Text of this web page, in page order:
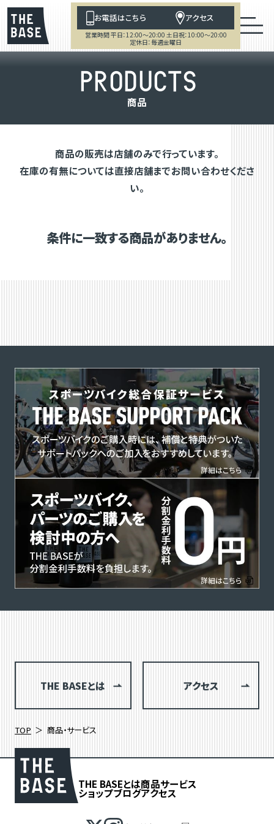
お電話はこちら アクセス
営業時間 平日：12:00～20:00 土日祝：10:00～20:00
定休日：毎週金曜日
PRODUCTS
商品
商品の販売は店舗のみで行っています。
在庫の有無については直接店舗までお問い合わせくださ
い。
条件に一致する商品がありません。
THE BASEとは アクセス
TOP 商品・サービス
THE BASEとは商品サービス
ショップブログアクセス